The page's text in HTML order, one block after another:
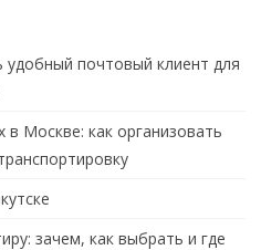
удобный почтовый клиент для
Москве: как организовать
зачем, как выбрать и где